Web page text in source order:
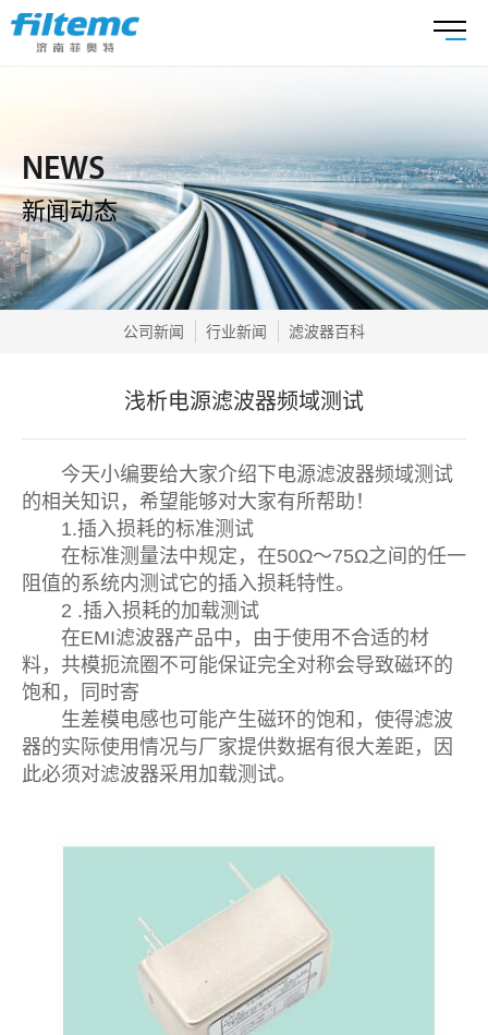
NEWS
新闻动态
公司新闻 行业新闻 滤波器百科
浅析电源滤波器频域测试
今天小编要给大家介绍下电源滤波器频域测试
的相关知识，希望能够对大家有所帮助！
1.插入损耗的标准测试
在标准测量法中规定，在50Ω～75Ω之间的任一
阻值的系统内测试它的插入损耗特性。
2 .插入损耗的加载测试
在EMI滤波器产品中，由于使用不合适的材
料，共模扼流圈不可能保证完全对称会导致磁环的
饱和，同时寄
生差模电感也可能产生磁环的饱和，使得滤波
器的实际使用情况与厂家提供数据有很大差距，因
此必须对滤波器采用加载测试。